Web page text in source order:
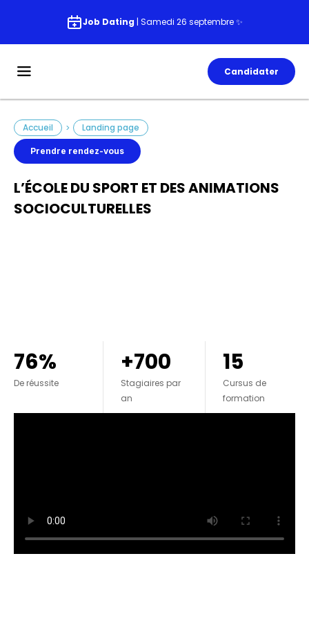
Job Dating | Samedi 26 septembre ✨
Candidater
Prendre rendez-vous
Accueil > Landing page
L’ÉCOLE DU SPORT ET DES ANIMATIONS
SOCIOCULTURELLES
76%
De réussite
+700
Stagiaires par
an
15
Cursus de
formation